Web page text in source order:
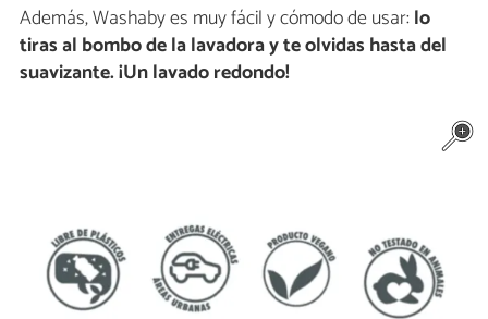
Además, Washaby es muy fácil y cómodo de usar:lo
tiras al bombo de la lavadora y te olvidas hasta del
suavizante. ¡Un lavado redondo!